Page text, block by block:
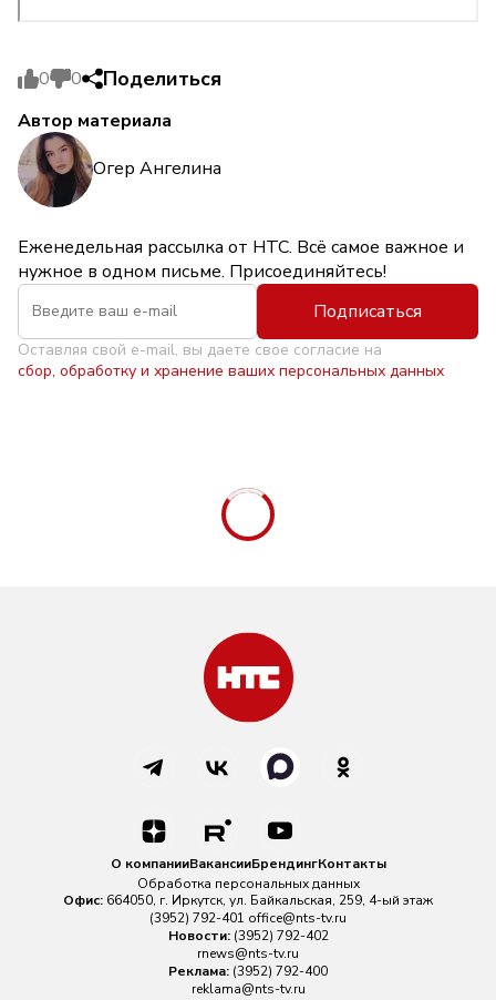
0 0 Поделиться
Автор материала
Огер Ангелина
Еженедельная рассылка от НТС. Всё самое важное и
нужное в одном письме. Присоединяйтесь!
Подписаться
Оставляя свой e-mail, вы даете свое согласие на
сбор, обработку и хранение ваших персональных данных
О компанииВакансииБрендингКонтакты
Обработка персональных данных
Офис: 664050, г. Иркутск, ул. Байкальская, 259, 4-ый этаж
(3952) 792-401 office@nts-tv.ru
Новости: (3952) 792-402
rnews@nts-tv.ru
Реклама: (3952) 792-400
reklama@nts-tv.ru